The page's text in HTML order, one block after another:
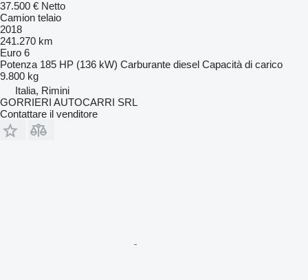
37.500 € Netto
Camion telaio
2018
241.270 km
Euro 6
Potenza 185 HP (136 kW) Carburante diesel Capacità di carico
9.800 kg
Italia, Rimini
GORRIERI AUTOCARRI SRL
Contattare il venditore